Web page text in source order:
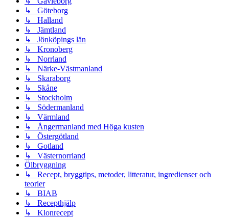
↳ Göteborg
↳ Halland
↳ Jämtland
↳ Jönköpings län
↳ Kronoberg
↳ Norrland
↳ Närke-Västmanland
↳ Skaraborg
↳ Skåne
↳ Stockholm
↳ Södermanland
↳ Värmland
↳ Ångermanland med Höga kusten
↳ Östergötland
↳ Gotland
↳ Västernorrland
Ölbryggning
↳ Recept, bryggtips, metoder, litteratur, ingredienser och
teorier
↳ BIAB
↳ Recepthjälp
↳ Klonrecept